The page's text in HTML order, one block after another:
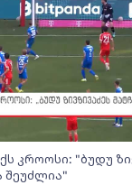
კროოსი: "ბუდუ
შეუძლია"